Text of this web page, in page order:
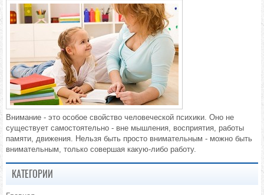
Внимание - это особое свойство человеческой психики. Оно не
существует самостоятельно - вне мышления, восприятия, работы
памяти, движения. Нельзя быть просто внимательным - можно быть
внимательным, только совершая какую-либо работу.
КАТЕГОРИИ